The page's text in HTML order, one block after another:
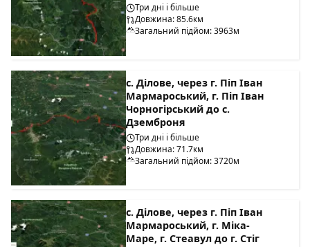
Три дні і більше
Довжина: 85.6км
Загальний підйом: 3963м
с. Ділове, через г. Піп Іван
Мармароський, г. Піп Іван
Чорногірський до с.
Дземброня
Три дні і більше
Довжина: 71.7км
Загальний підйом: 3720м
с. Ділове, через г. Піп Іван
Мармароський, г. Міка-
Маре, г. Стеавул до г. Стіг